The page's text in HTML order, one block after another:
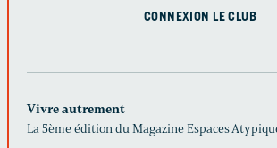
CONNEXION LE CLUB
Vivre autrement
La 5ème édition du Magazine Espaces